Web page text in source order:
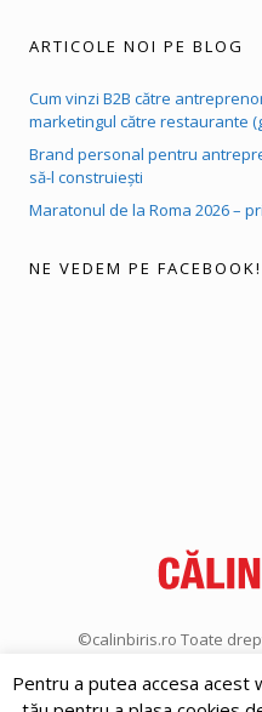
ARTICOLE NOI PE BLOG
Cum vinzi B2B către
marketingul către restaurante
Brand personal pentru
să-l construiești
Maratonul de la Roma 2026 –
NE VEDEM PE FACEBOOK!
©calinbiris.ro Toate
Pentru a putea accesa acest